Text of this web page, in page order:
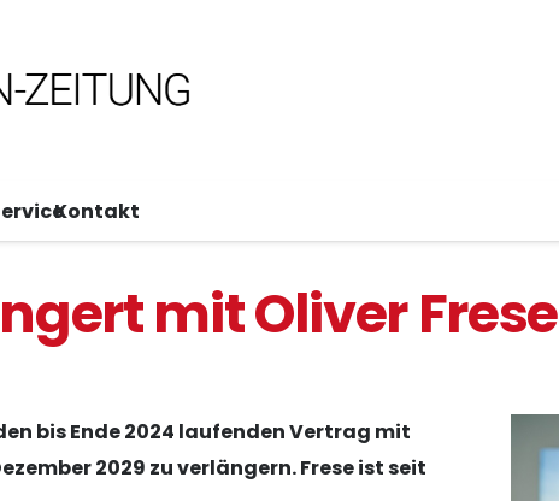
Kontakt
mit Oliver Frese
bis Ende 2024 laufenden Vertrag mit
2029 zu verlängern. Frese ist seit